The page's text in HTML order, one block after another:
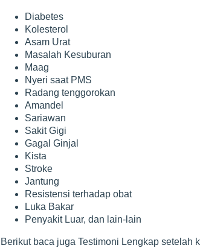
Diabetes
Kolesterol
Asam Urat
Masalah Kesuburan
Maag
Nyeri saat PMS
Radang tenggorokan
Amandel
Sariawan
Sakit Gigi
Gagal Ginjal
Kista
Stroke
Jantung
Resistensi terhadap obat
Luka Bakar
Penyakit Luar, dan lain-lain
Berikut baca juga Testimoni Lengkap setelah